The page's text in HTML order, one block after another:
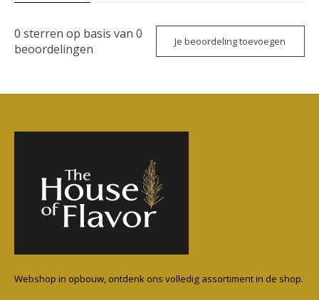
0 sterren op basis van 0
beoordelingen
Je beoordeling toevoegen
Webshop in opbouw, ontdenk ons volledig assortiment in de shop.